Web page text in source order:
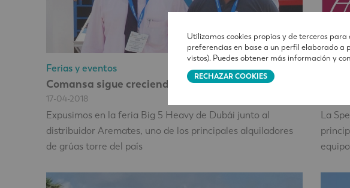
Ferias y eventos
Comansa sigue creciendo en Emiratos
17-04-2018
Expusimos en la feria Big 5 Heavy de Dubái junto al
distribuidor Aremates, uno de los principales alquiladores
de grúas torre del país
La
Utilizamos cookies propias y de terceros
preferencias en base a un perfil elaborado a
vistos). Puedes obtener más información y
RECHAZAR COOKIES